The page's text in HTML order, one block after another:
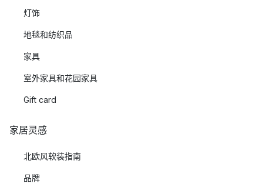
灯饰
地毯和纺织品
家具
室外家具和花园家具
Gift card
家居灵感
北欧风软装指南
品牌